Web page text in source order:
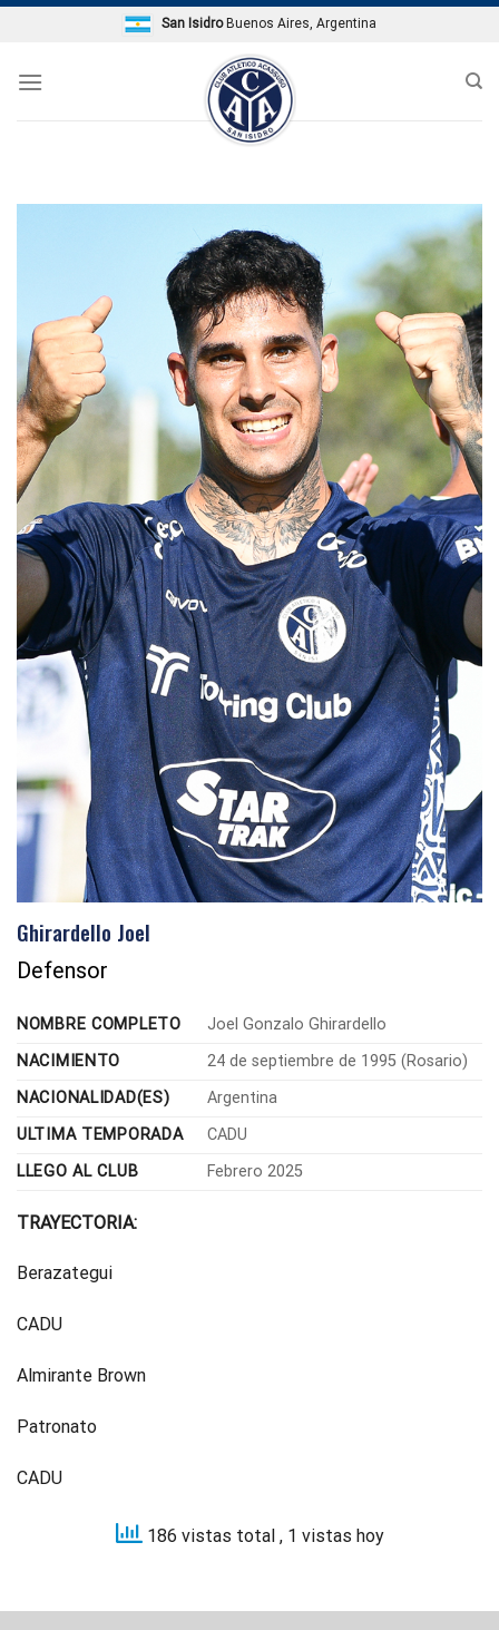
Skip
San IsidroBuenos Aires, Argentina
Ghirardello Joel
Defensor
NOMBRE COMPLETO
Joel Gonzalo Ghirardello
NACIMIENTO
24 de septiembre de 1995 (Rosario)
NACIONALIDAD(ES)
Argentina
ULTIMA TEMPORADA
CADU
LLEGO AL CLUB
Febrero 2025
TRAYECTORIA:
Berazategui
CADU
Almirante Brown
Patronato
CADU
186 vistas total , 1 vistas hoy